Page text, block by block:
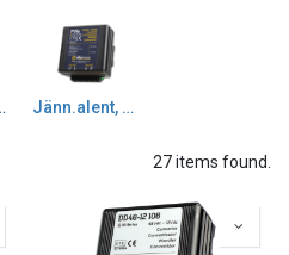
Jänn.alent, häirs vahdit
27 items found.